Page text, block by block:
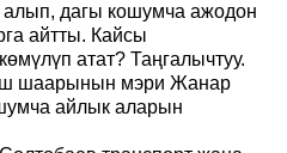
дагы кошумча ажодон
айтты. Кайсы
атат? Таңгалычтуу.
шаарынын мэри Жанар
айлык аларын